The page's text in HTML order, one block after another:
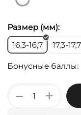
Размер (мм):
16,3-16,7
17,3-17,7
Бонусные баллы:
+
−